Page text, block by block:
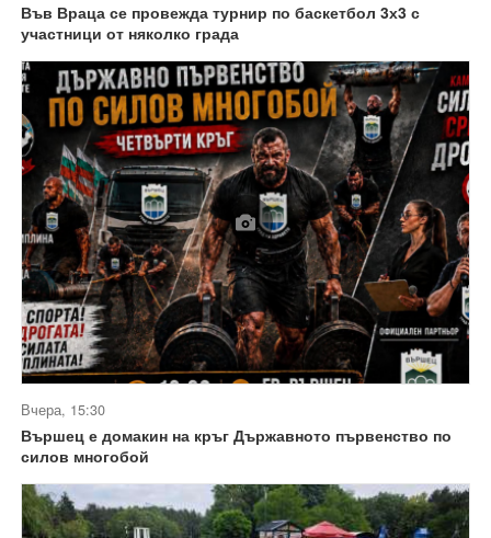
Във Враца се провежда турнир по баскетбол 3х3 с
участници от няколко града
Вчера, 15:30
Вършец е домакин на кръг Държавното първенство по
силов многобой